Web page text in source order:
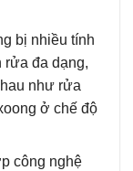
bị nhiều tính
rửa đa dạng,
như rửa
ở chế độ
công nghệ